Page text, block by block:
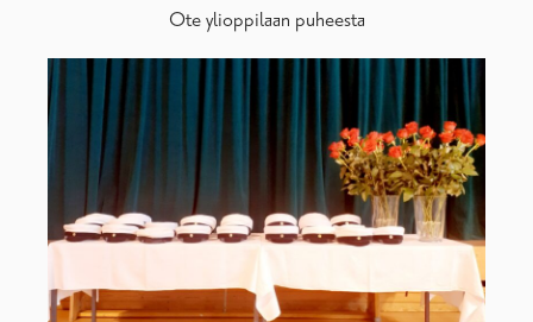
Ote ylioppilaan puheesta